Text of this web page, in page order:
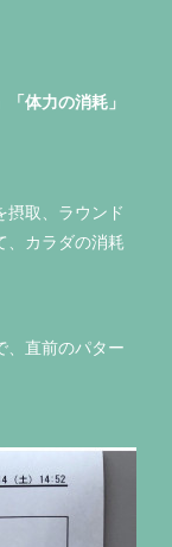
体力の消耗」
摂取、ラウンド
、カラダの消耗
直前のパター